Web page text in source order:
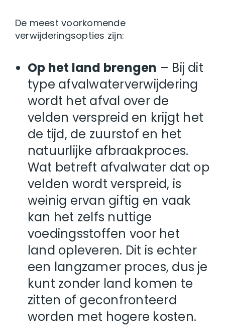
De meest voorkomende
verwijderingsopties zijn:
Op het land brengen – Bij dit
type afvalwaterverwijdering
wordt het afval over de
velden verspreid en krijgt het
de tijd, de zuurstof en het
natuurlijke afbraakproces.
Wat betreft afvalwater dat op
velden wordt verspreid, is
weinig ervan giftig en vaak
kan het zelfs nuttige
voedingsstoffen voor het
land opleveren. Dit is echter
een langzamer proces, dus je
kunt zonder land komen te
zitten of geconfronteerd
worden met hogere kosten.